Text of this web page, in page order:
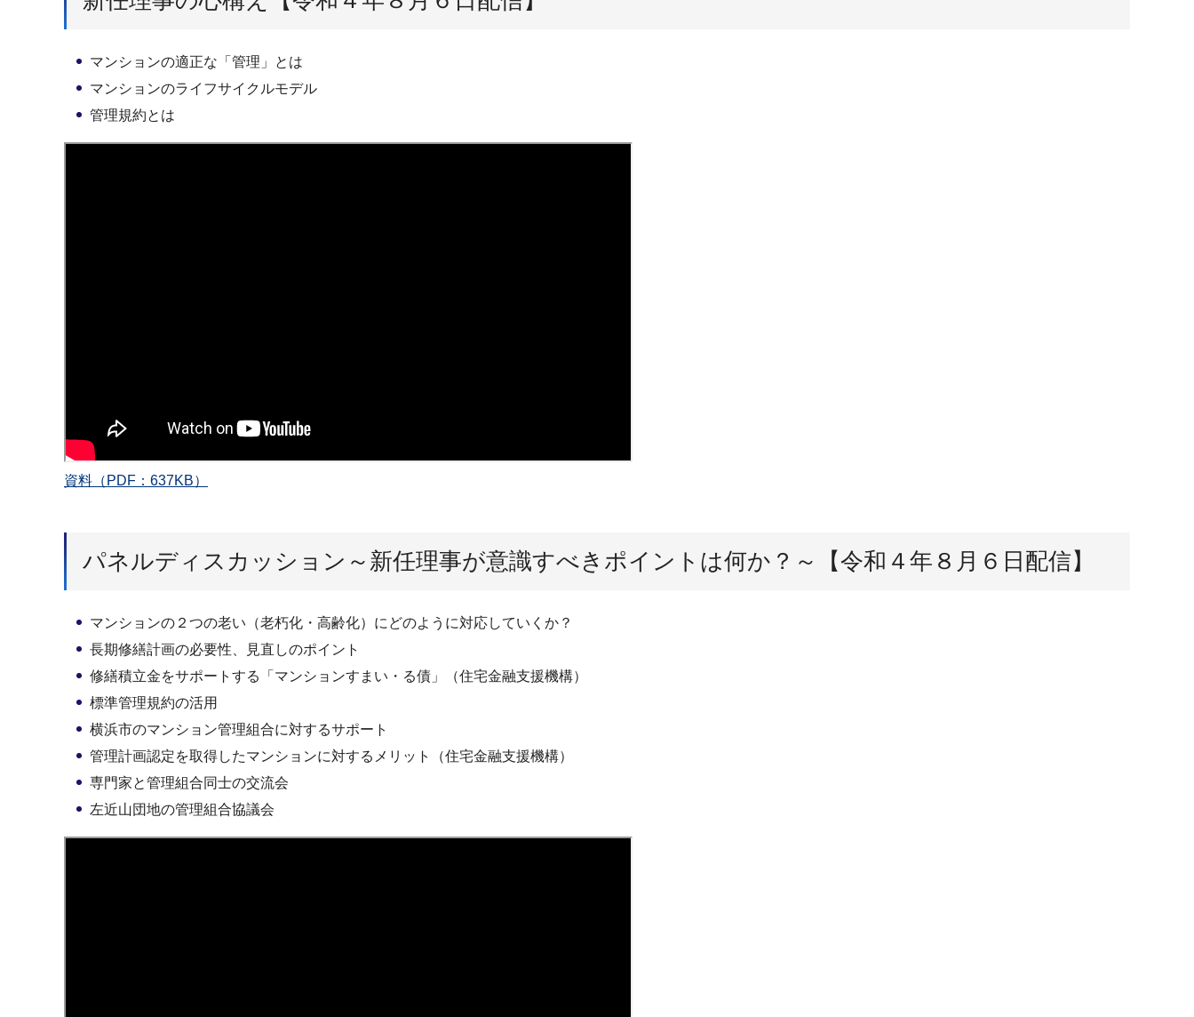
マンションの適正な「管理」とは
マンションのライフサイクルモデル
管理規約とは
資料（PDF：637KB）
パネルディスカッション～新任理事が意識すべきポイントは何か？～【令和４年８月６日配信】
マンションの２つの老い（老朽化・高齢化）にどのように対応していくか？
長期修繕計画の必要性、見直しのポイント
修繕積立金をサポートする「マンションすまい・る債」（住宅金融支援機構）
標準管理規約の活用
横浜市のマンション管理組合に対するサポート
管理計画認定を取得したマンションに対するメリット（住宅金融支援機構）
専門家と管理組合同士の交流会
左近山団地の管理組合協議会